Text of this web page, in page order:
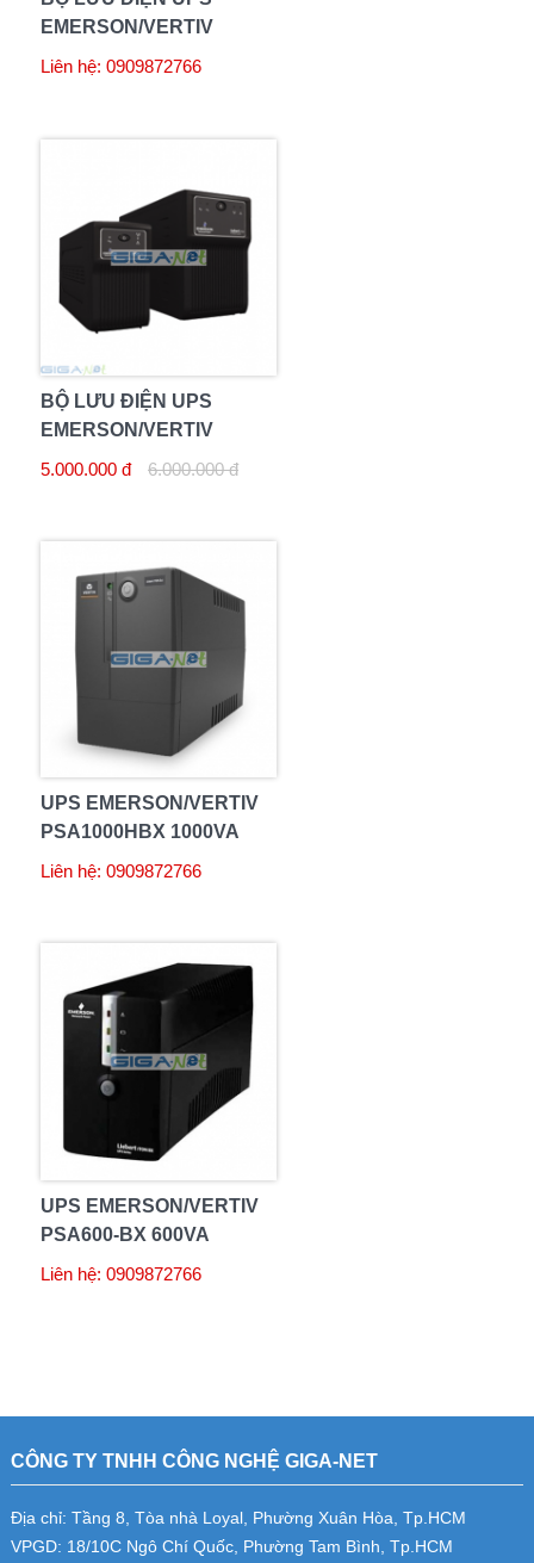
EMERSON/VERTIV
LIEBERT GXT3-
Liên hệ: 0909872766
BỘ LƯU ĐIỆN UPS
EMERSON/VERTIV
LIEBERT PSA1500MT3-
5.000.000 đ 6.000.000 đ
UPS EMERSON/VERTIV
PSA1000HBX 1000VA
Liên hệ: 0909872766
UPS EMERSON/VERTIV
PSA600-BX 600VA
Liên hệ: 0909872766
CÔNG TY TNHH CÔNG NGHỆ GIGA-NET
Địa chỉ: Tầng 8, Tòa nhà Loyal, Phường Xuân Hòa, Tp.HCM
VPGD: 18/10C Ngô Chí Quốc, Phường Tam Bình, Tp.HCM